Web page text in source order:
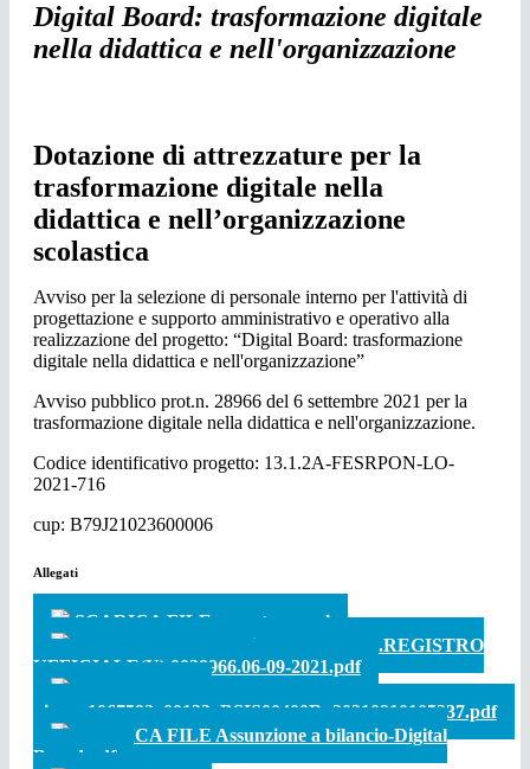
Digital Board: trasformazione digitale
nella didattica e nell'organizzazione
Dotazione di attrezzature per la
trasformazione digitale nella
didattica e nell’organizzazione
scolastica
Avviso per la selezione di personale interno per l'attività di
progettazione e supporto amministrativo e operativo alla
realizzazione del progetto: “Digital Board: trasformazione
digitale nella didattica e nell'organizzazione”
Avviso pubblico prot.n. 28966 del 6 settembre 2021 per la
trasformazione digitale nella didattica e nell'organizzazione.
Codice identificativo progetto: 13.1.2A-FESRPON-LO-
2021-716
cup: B79J21023600006
Allegati
SCARICA FILE segnatura.xml
SCARICA FILE m_pi.AOODGEFID.REGISTRO
UFFICIALE(U).0028966.06-09-2021.pdf
piano_1067592_00133_BSIS00400R_20210910105237.pdf
SCARICA FILE Assunzione a bilancio-Digital
Board.pdf